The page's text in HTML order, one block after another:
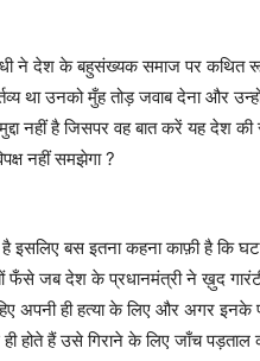
ने देश के बहुसंख्यक समाज पर कथित
था उनको मुँह तोड़ जवाब देना और
नहीं है जिसपर वह बात करें यह देश
नहीं समझेगा ?
इसलिए बस इतना कहना काफ़ी है कि
फँसे जब देश के प्रधानमंत्री ने ख़ुद
अपनी ही हत्या के लिए और अगर इनके
होते हैं उसे गिराने के लिए जाँच पड़ताल